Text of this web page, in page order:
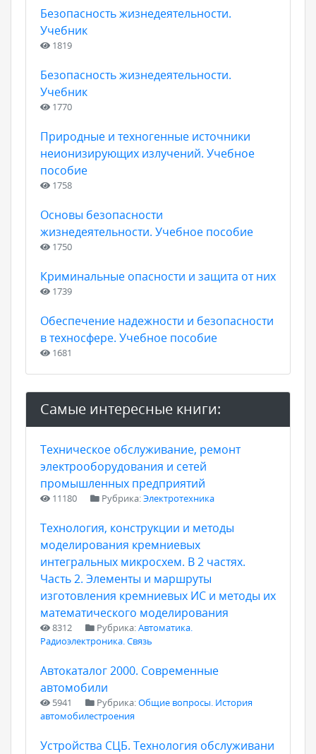
Безопасность жизнедеятельности.
Учебник
1819
Безопасность жизнедеятельности.
Учебник
1770
Природные и техногенные источники
неионизирующих излучений. Учебное
пособие
1758
Основы безопасности
жизнедеятельности. Учебное пособие
1750
Криминальные опасности и защита от них
1739
Обеспечение надежности и безопасности
в техносфере. Учебное пособие
1681
Самые интересные книги:
Техническое обслуживание, ремонт
электрооборудования и сетей
промышленных предприятий
11180 Рубрика:Электротехника
Технология, конструкции и методы
моделирования кремниевых
интегральных микросхем. В 2 частях.
Часть 2. Элементы и маршруты
изготовления кремниевых ИС и методы их
математического моделирования
8312 Рубрика:Автоматика.
Радиоэлектроника. Связь
Автокаталог 2000. Современные
автомобили
5941 Рубрика:Общие вопросы. История
автомобилестроения
Устройства СЦБ. Технология обслуживани